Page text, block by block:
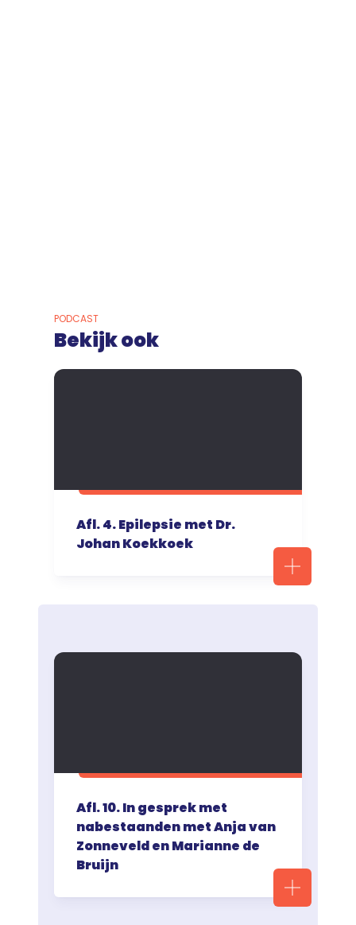
PODCAST
Bekijk ook
Afl. 4. Epilepsie met Dr.
Johan Koekkoek
Afl. 10. In gesprek met
nabestaanden met Anja van
Zonneveld en Marianne de
Bruijn